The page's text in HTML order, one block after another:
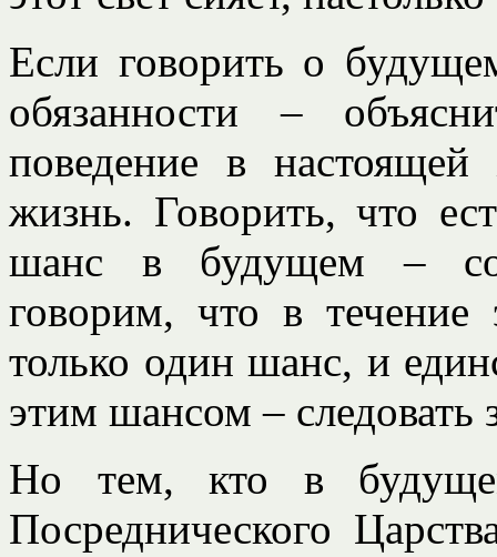
Если говорить о
обязанности –
поведение в
жизнь. Говорить, что
шанс в будущем –
говорим, что в течение
только один шанс, и
этим шансом – следовать
Но тем, кто в
Посреднического